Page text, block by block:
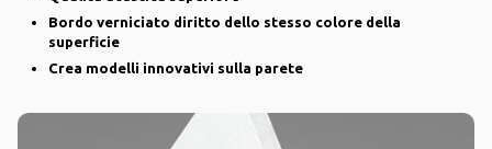
Bordo verniciato diritto dello stesso colore della
superficie
Crea modelli innovativi sulla parete